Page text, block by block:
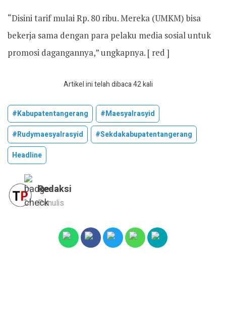
“Disini tarif mulai Rp. 80 ribu. Mereka (UMKM) bisa
bekerja sama dengan para pelaku media sosial untuk
promosi dagangannya,” ungkapnya. [ red ]
Artikel ini telah dibaca 42 kali
#kabupatentangerang
#maesyalrasyid
#rudymaesyalrasyid
#sekdakabupatentangerang
Headline
Redaksi
Penulis